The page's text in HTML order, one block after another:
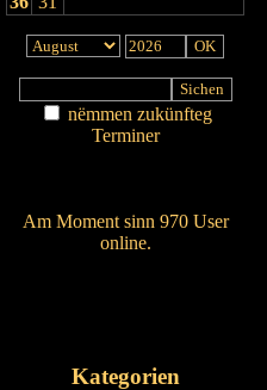
nëmmen zukünfteg
Terminer
Am Moment sinn 970 User
online.
Kategorien